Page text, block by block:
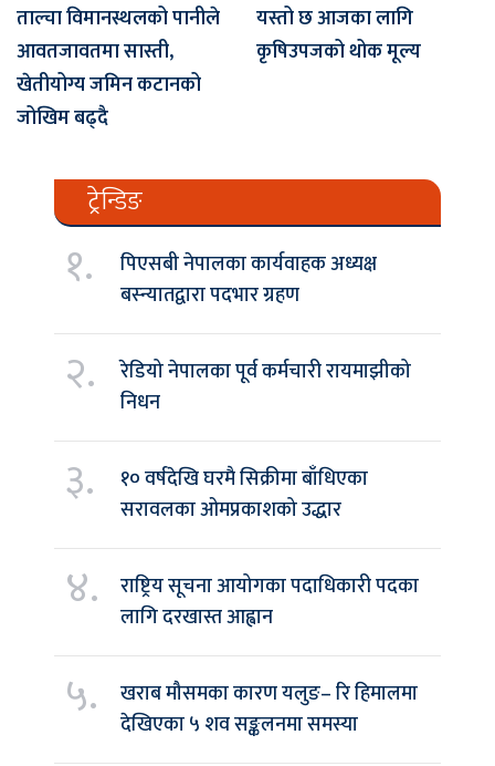
ताल्चा विमानस्थलको पानीले
आवतजावतमा सास्ती,
खेतीयोग्य जमिन कटानको
जोखिम बढ्दै
यस्तो छ आजका लागि
कृषिउपजको थोक मूल्य
ट्रेन्डिङ
१.
पिएसबी नेपालका कार्यवाहक अध्यक्ष
बस्न्यातद्वारा पदभार ग्रहण
२.
रेडियो नेपालका पूर्व कर्मचारी रायमाझीको
निधन
३.
१० वर्षदेखि घरमै सिक्रीमा बाँधिएका
सरावलका ओमप्रकाशको उद्धार
४.
राष्ट्रिय सूचना आयोगका पदाधिकारी पदका
लागि दरखास्त आह्वान
५.
खराब मौसमका कारण यलुङ– रि हिमालमा
देखिएका ५ शव सङ्कलनमा समस्या